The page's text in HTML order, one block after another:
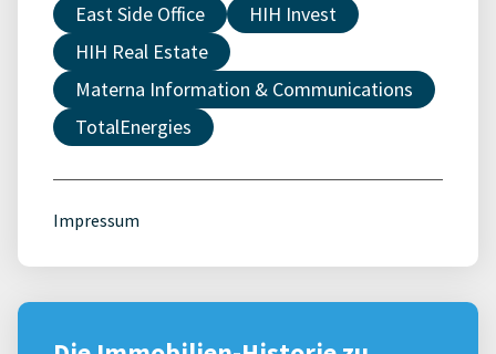
East Side Office
HIH Invest
HIH Real Estate
Materna Information & Communications
TotalEnergies
Impressum